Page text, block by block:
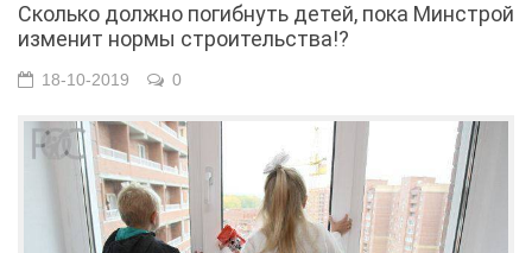
Режим ЧС регионального характера начал
В Чеховской библиотеке Таганрога открылась
Сколько должно погибнуть детей, пока Минстрой
изменит нормы строительства!?
18-10-2019 0